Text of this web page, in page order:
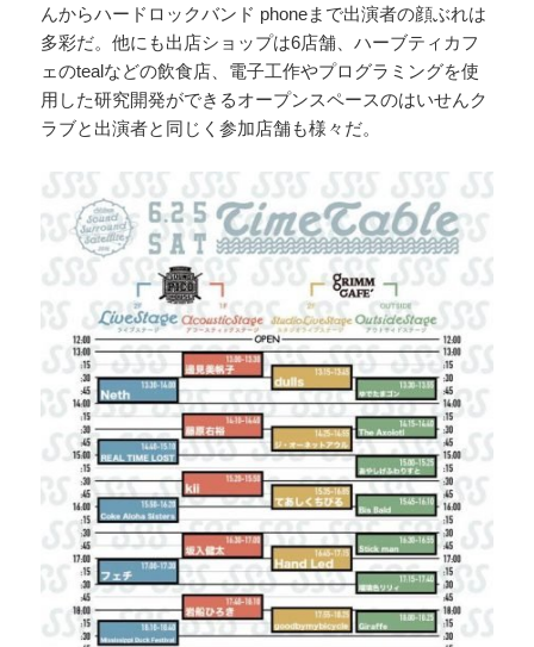
んからハードロックバンド phoneまで出演者の顔ぶれは
多彩だ。他にも出店ショップは6店舗、ハーブティカフ
ェのtealなどの飲食店、電子工作やプログラミングを使
用した研究開発ができるオープンスペースのはいせんク
ラブと出演者と同じく参加店舗も様々だ。